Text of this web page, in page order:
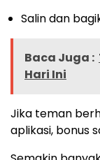
Salin dan
Baca Juga :
Hari Ini
Jika teman
aplikasi, bonus